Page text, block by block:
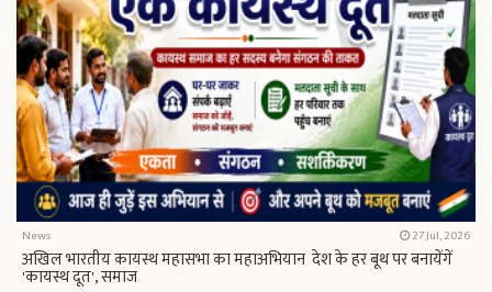
News 27 Jul, 2026
अखिल भारतीय कायस्थ महासभा का महाअभियान देश के हर बूथ पर बनायेंगें
'कायस्थ दूत', समाज